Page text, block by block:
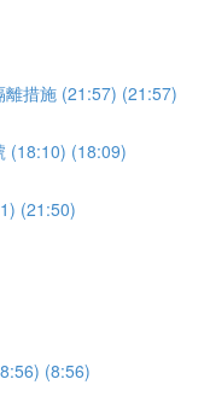
措施 (21:57) (21:57)
(18:10) (18:09)
(21:50)
(8:56)